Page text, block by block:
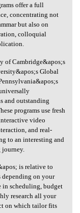
offer a full
concentrating not
but also on
colloquial
of Cambridge&apos;s
Global
and outstanding
programs use fresh
video
and real-
to an interesting and
is relative to
depending on your
in scheduling, budget
research all your
on which tailor fits